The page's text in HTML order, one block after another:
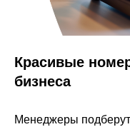
Красивые
бизнеса
Менеджеры